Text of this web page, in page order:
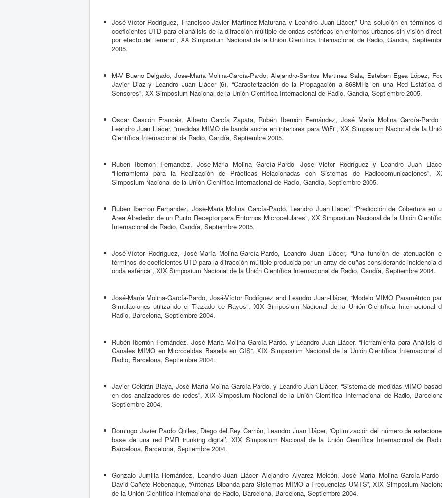
José-Víctor Rodríguez, Francisco-Javier Martínez-Maturana y Leandro Juan-Llácer,” Una solución en términos
coeficientes UTD para el análisis de la difracción múltiple de ondas esféricas en entornos urbanos sin visión
por efecto del terreno”, XX Simposium Nacional de la Unión Científica Internacional de Radio, Gandía,
2005.
M-V Bueno Delgado, Jose-Maria Molina-Garcia-Pardo, Alejandro-Santos Martinez Sala, Esteban Egea López,
Javier Diaz y Leandro Juan Llácer (6), “Caracterización de la Propagación a 868MHz en una Red Estática
Sensores”, XX Simposium Nacional de la Unión Científica Internacional de Radio, Gandía, Septiembre 2005.
Oscar Gascón Francés, Alberto García Zapata, Rubén Ibernón Fernández, José María Molina García-Pardo
Leandro Juan Llácer, “medidas MIMO de banda ancha en interiores para WiFi”, XX Simposium Nacional de la
Científica Internacional de Radio, Gandía, Septiembre 2005.
Ruben Ibernon Fernandez, Jose-Maria Molina García-Pardo, Jose Victor Rodríguez y Leandro Juan
“Herramienta para la Realización de Prácticas Relacionadas con Sistemas de Radiocomunicaciones”,
Simposium Nacional de la Unión Científica Internacional de Radio, Gandía, Septiembre 2005.
Ruben Ibernon Fernandez, Jose-Maria Molina García-Pardo, Leandro Juan Llacer, “Predicción de Cobertura en
Area Alrededor de un Punto Receptor para Entornos Microcelulares”, XX Simposium Nacional de la Unión
Internacional de Radio, Gandía, Septiembre 2005.
José-Víctor Rodríguez, José-María Molina-García-Pardo, Leandro Juan Llácer, “Una función de atenuación
términos de coeficientes UTD para la difracción múltiple producida por un array de cuñas considerando incidencia
onda esférica”, XIX Simposium Nacional de la Unión Científica Internacional de Radio, Gandía, Septiembre 2004.
José-María Molina-García-Pardo, José-Víctor Rodríguez and Leandro Juan-Llácer, “Modelo MIMO Paramétrico
Simulaciones utilizando el Trazado de Rayos”, XIX Simposium Nacional de la Unión Científica Internacional
Radio, Barcelona, Septiembre 2004.
Rubén Ibernón Fernández, José María Molina García-Pardo, y Leandro Juan-Llácer, “Herramienta para Análisis
Canales MIMO en Microceldas Basada en GIS”, XIX Simposium Nacional de la Unión Científica Internacional
Radio, Barcelona, Septiembre 2004.
Javier Celdrán-Blaya, José María Molina García-Pardo, y Leandro Juan-Llácer, “Sistema de medidas MIMO
en dos analizadores de redes”, XIX Simposium Nacional de la Unión Científica Internacional de Radio,
Septiembre 2004.
Domingo Javier Pardo Quiles, Diego del Rey Carrión, Leandro Juan Llácer, ‘Optimización del número de
base de una red PMR trunking digital’, XIX Simposium Nacional de la Unión Científica Internacional de
Barcelona, Barcelona, Septiembre 2004.
Gonzalo Jumilla Hernández, Leandro Juan Llácer, Alejandro Álvarez Melcón, José María Molina García-Pardo
David Cañete Rebenaque, “Antenas Bibanda para Sistemas MIMO a Frecuencias UMTS”, XIX Simposium
de la Unión Científica Internacional de Radio, Barcelona, Barcelona, Septiembre 2004.